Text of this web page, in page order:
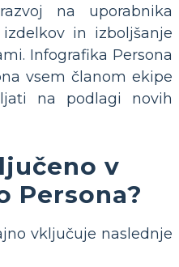
na uporabnika
in izboljšanje
Infografika Persona
vsem članom ekipe
na podlagi novih
v
Persona?
vključuje naslednje